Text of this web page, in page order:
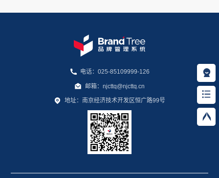
电话：025-85109999-126
邮箱：njcttq@njcttq.cn
地址：南京经济技术开发区恒广路99号